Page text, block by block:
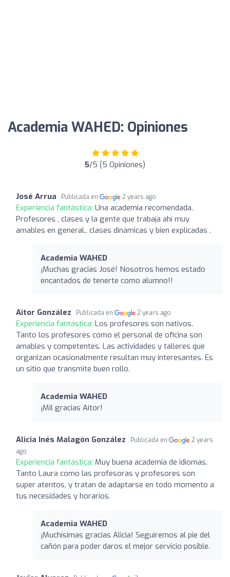
Academia WAHED: Opiniones
5/5 (5 Opiniones)
José Arrua Publicada en 2 years ago
Experiencia fantástica: Una academia recomendada.
Profesores , clases y la gente que trabaja ahí muy
amables en general.. clases dinámicas y bien explicadas .
Academia WAHED
¡Muchas gracias José! Nosotros hemos estado
encantados de tenerte como alumno!!
Aitor González Publicada en 2 years ago
Experiencia fantástica: Los profesores son nativos.
Tanto los profesores como el personal de oficina son
amables y competentes. Las actividades y talleres que
organizan ocasionalmente resultan muy interesantes. Es
un sitio que transmite buen rollo.
Academia WAHED
¡Mil gracias Aitor!
Alicia Inés Malagón González Publicada en
2 years
ago
Experiencia fantástica: Muy buena academia de idiomas.
Tanto Laura como las profesoras y profesores son
super atentos, y tratan de adaptarse en todo momento a
tus necesidades y horarios.
Academia WAHED
¡Muchísimas gracias Alicia! Seguiremos al pie del
cañón para poder daros el mejor servicio posible.